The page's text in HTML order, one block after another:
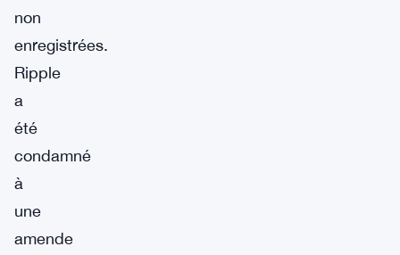
non
enregistrées.
Ripple
a
été
condamné
à
une
amende